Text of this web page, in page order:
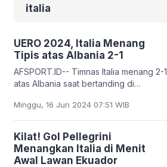
italia
UERO 2024, Italia Menang
Tipis atas Albania 2-1
AFSPORT.ID-- Timnas Italia menang 2-1
atas Albania saat bertanding di
wib. Italia sempat dikejutkan dengan
goal cepat
Minggu, 16 Jun 2024 07:51 WIB
Kilat! Gol Pellegrini
Menangkan Italia di Menit
Awal Lawan Ekuador